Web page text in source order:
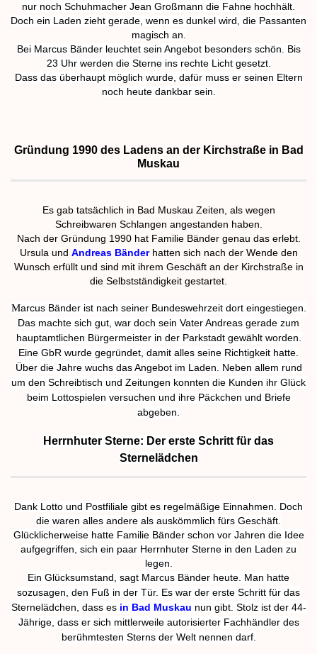
nur noch Schuhmacher Jean Großmann die Fahne hochhält.
Doch ein Laden zieht gerade, wenn es dunkel wird, die Passanten
magisch an.
Bei Marcus Bänder leuchtet sein Angebot besonders schön. Bis
23 Uhr werden die Sterne ins rechte Licht gesetzt.
Dass das überhaupt möglich wurde, dafür muss er seinen Eltern
noch heute dankbar sein.
Gründung 1990 des Ladens an der Kirchstraße in Bad
Muskau
Es gab tatsächlich in Bad Muskau Zeiten, als wegen
Schreibwaren Schlangen angestanden haben.
Nach der Gründung 1990 hat Familie Bänder genau das erlebt.
Ursula und Andreas Bänderhatten sich nach der Wende den
Wunsch erfüllt und sind mit ihrem Geschäft an der Kirchstraße in
die Selbstständigkeit gestartet.
Marcus Bänder ist nach seiner Bundeswehrzeit dort eingestiegen.
Das machte sich gut, war doch sein Vater Andreas gerade zum
hauptamtlichen Bürgermeister in der Parkstadt gewählt worden.
Eine GbR wurde gegründet, damit alles seine Richtigkeit hatte.
Über die Jahre wuchs das Angebot im Laden. Neben allem rund
um den Schreibtisch und Zeitungen konnten die Kunden ihr Glück
beim Lottospielen versuchen und ihre Päckchen und Briefe
abgeben.
Herrnhuter Sterne: Der erste Schritt für das
Sternelädchen
Dank Lotto und Postfiliale gibt es regelmäßige Einnahmen. Doch
die waren alles andere als auskömmlich fürs Geschäft.
Glücklicherweise hatte Familie Bänder schon vor Jahren die Idee
aufgegriffen, sich ein paar Herrnhuter Sterne in den Laden zu
legen.
Ein Glücksumstand, sagt Marcus Bänder heute. Man hatte
sozusagen, den Fuß in der Tür. Es war der erste Schritt für das
Sternelädchen, dass es in Bad Muskau nun gibt. Stolz ist der 44-
Jährige, dass er sich mittlerweile autorisierter Fachhändler des
berühmtesten Sterns der Welt nennen darf.